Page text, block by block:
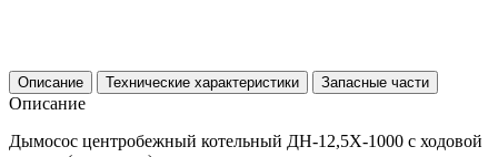
Описание Технические характеристики Запасные части
Описание
Дымосос центробежный котельный ДН-12,5Х-1000 с ходовой